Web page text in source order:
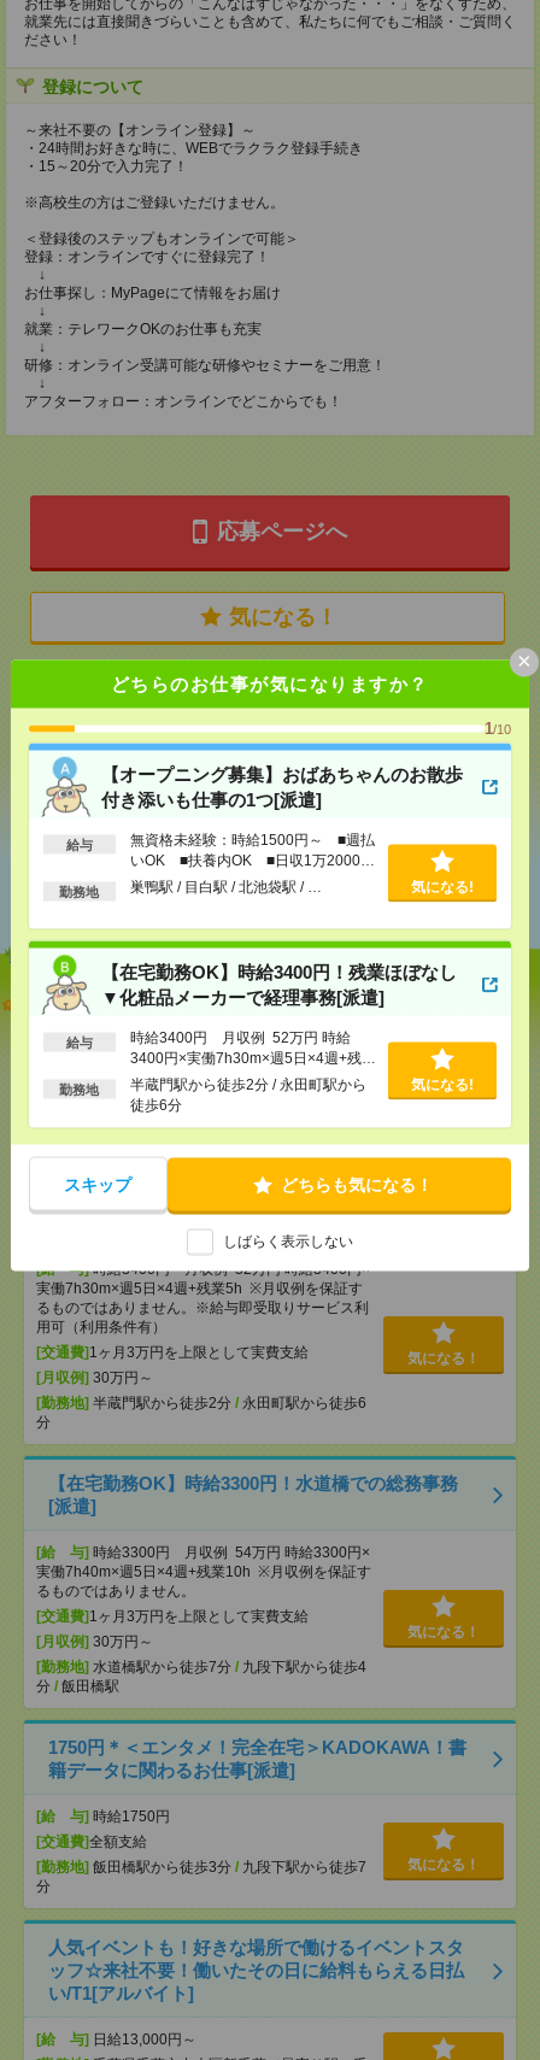
どちらのお仕事が気になりますか？
1/10
【オープニング募集】おばあちゃんのお散歩
付き添いも仕事の1つ[派遣]
給与
無資格未経験：時給1500円～ ■週払
いOK ■扶養内OK ■日収1万2000円
以上
勤務地 巣鴨駅 / 目白駅 / 北池袋駅 / … 気になる!
【在宅勤務OK】時給3400円！残業ほぼなし
▼化粧品メーカーで経理事務[派遣]
給与
時給3400円 月収例 52万円 時給
3400円×実働7h30m×週5日×4週+残業
5h ※月収例を保証するものではあり
ません。※給与即受取りサービス利用
勤務地
半蔵門駅から徒歩2分 / 永田町駅から
徒歩6分
気になる!
スキップ どちらも気になる！
しばらく表示しない
×
お仕事を開始してからの「こんなはずじゃなかった・・・」をなくすため、
就業先には直接聞きづらいことも含めて、私たちに何でもご相談・ご質問く
ださい！
登録について
～来社不要の【オンライン登録】～
・24時間お好きな時に、WEBでラクラク登録手続き
・15～20分で入力完了！
※高校生の方はご登録いただけません。
＜登録後のステップもオンラインで可能＞
登録：オンラインですぐに登録完了！
↓
お仕事探し：MyPageにて情報をお届け
↓
就業：テレワークOKのお仕事も充実
↓
研修：オンライン受講可能な研修やセミナーをご用意！
↓
アフターフォロー：オンラインでどこからでも！
応募ページへ
気になる！
メール で送る LINE
シェア ツイート ブックマーク
あなたの閲覧履歴からの
おすすめ
【オープニング募集】おばあちゃんのお散歩付き添
無資格未経験：時給1500円～ ■週払い
OK ■扶養内OK ■日収1万2000円以上
交通費全額支給
【在宅勤務OK】時給3400円！残業ほぼなし▼化粧品
[給 与]時給3400円 月収例 52万円 時給3400円×
実働7h30m×週5日×4週+残業5h ※月収例を保証す
るものではありません。※給与即受取りサービス利
用可（利用条件有）
[交通費] 1ヶ月3万円を上限として実費支給
[月収例] 30万円～
[勤務地] 半蔵門駅から徒歩2分 / 永田町駅から徒歩6
分
気になる！
【在宅勤務OK】時給3300円！水道橋での総務事務
[派遣]
[給 与] 時給3300円 月収例 54万円 時給3300円×
実働7h40m×週5日×4週+残業10h ※月収例を保証す
るものではありません。
[交通費] 1ヶ月3万円を上限として実費支給
[月収例] 30万円～
[勤務地] 水道橋駅から徒歩7分 / 九段下駅から徒歩4
分 / 飯田橋駅
気になる！
1750円＊＜エンタメ！完全在宅＞KADOKAWA！書
籍データに関わるお仕事[派遣]
[給 与] 時給1750円
[交通費]全額支給
[勤務地] 飯田橋駅から徒歩3分 / 九段下駅から徒歩7
分
気になる！
人気イベントも！好きな場所で働けるイベントスタ
ッフ☆来社不要！働いたその日に給料もらえる日払
い/T1[アルバイト]
[給 与] 日給13,000円～